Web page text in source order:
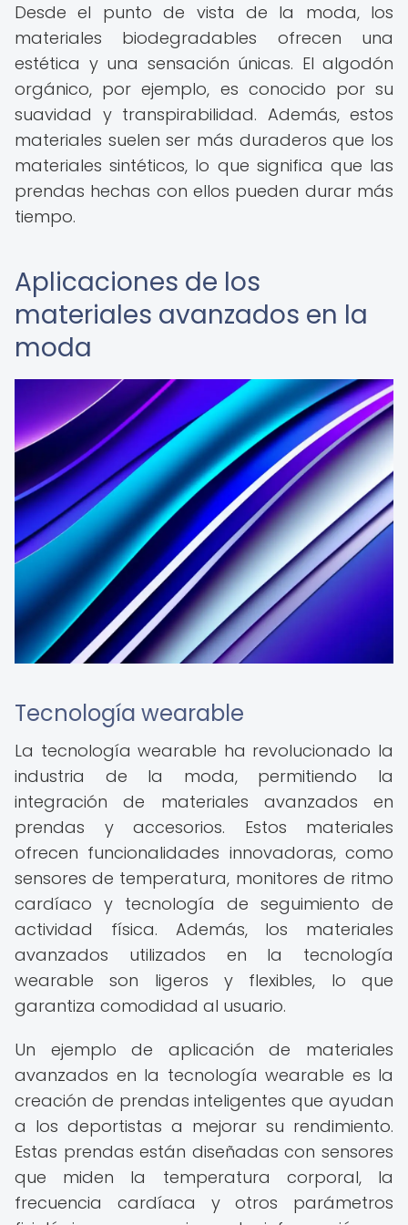
Desde el punto de vista de la moda, los
materiales biodegradables ofrecen una
estética y una sensación únicas. El algodón
orgánico, por ejemplo, es conocido por su
suavidad y transpirabilidad. Además, estos
materiales suelen ser más duraderos que los
materiales sintéticos, lo que significa que las
prendas hechas con ellos pueden durar más
tiempo.
Aplicaciones de los
materiales avanzados en la
moda
Tecnología wearable
La tecnología wearable ha revolucionado la
industria de la moda, permitiendo la
integración de materiales avanzados en
prendas y accesorios. Estos materiales
ofrecen funcionalidades innovadoras, como
sensores de temperatura, monitores de ritmo
cardíaco y tecnología de seguimiento de
actividad física. Además, los materiales
avanzados utilizados en la tecnología
wearable son ligeros y flexibles, lo que
garantiza comodidad al usuario.
Un ejemplo de aplicación de materiales
avanzados en la tecnología wearable es la
creación de prendas inteligentes que ayudan
a los deportistas a mejorar su rendimiento.
Estas prendas están diseñadas con sensores
que miden la temperatura corporal, la
frecuencia cardíaca y otros parámetros